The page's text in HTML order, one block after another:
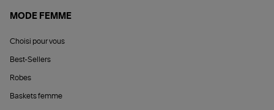
MODE FEMME
Choisi pour vous
Best-Sellers
Robes
Baskets femme